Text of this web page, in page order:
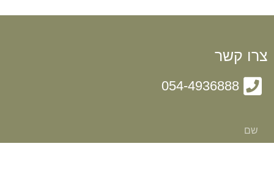
צרו קשר
054-4936888